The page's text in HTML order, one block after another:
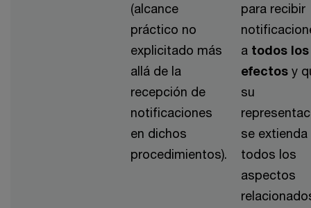
(alcance
práctico no
explicitado más
allá de la
recepción de
notificaciones
en dichos
procedimientos).
para recibir
a todos los
efectos y
su
se extienda
todos los
aspectos